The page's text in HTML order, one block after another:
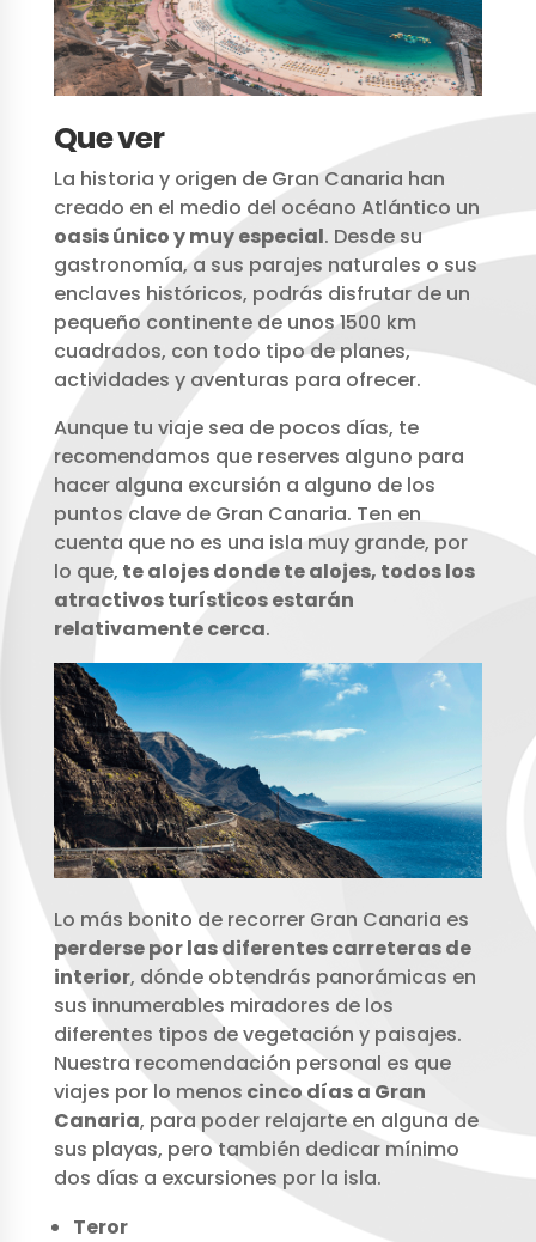
Que ver
La historia y origen de Gran Canaria han
creado en el medio del océano Atlántico un
oasis único y muy especial. Desde su
gastronomía, a sus parajes naturales o sus
enclaves históricos, podrás disfrutar de un
pequeño continente de unos 1500 km
cuadrados, con todo tipo de planes,
actividades y aventuras para ofrecer.
Aunque tu viaje sea de pocos días, te
recomendamos que reserves alguno para
hacer alguna excursión a alguno de los
puntos clave de Gran Canaria. Ten en
cuenta que no es una isla muy grande, por
lo que, te alojes donde te alojes, todos los
atractivos turísticos estarán
relativamente cerca.
Lo más bonito de recorrer Gran Canaria es
perderse por las diferentes carreteras de
interior, dónde obtendrás panorámicas en
sus innumerables miradores de los
diferentes tipos de vegetación y paisajes.
Nuestra recomendación personal es que
viajes por lo menos cinco días a Gran
Canaria, para poder relajarte en alguna de
sus playas, pero también dedicar mínimo
dos días a excursiones por la isla.
Teror